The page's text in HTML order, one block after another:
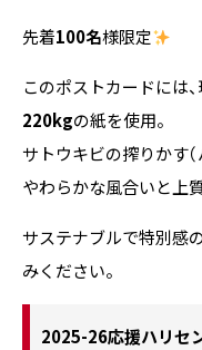
先着100名様限定
このポストカードには
220kgの紙を使用。
サトウキビの搾りかす（
やわらかな風合いと上
サステナブルで特別感
みください。
2025-26応援ハリセ